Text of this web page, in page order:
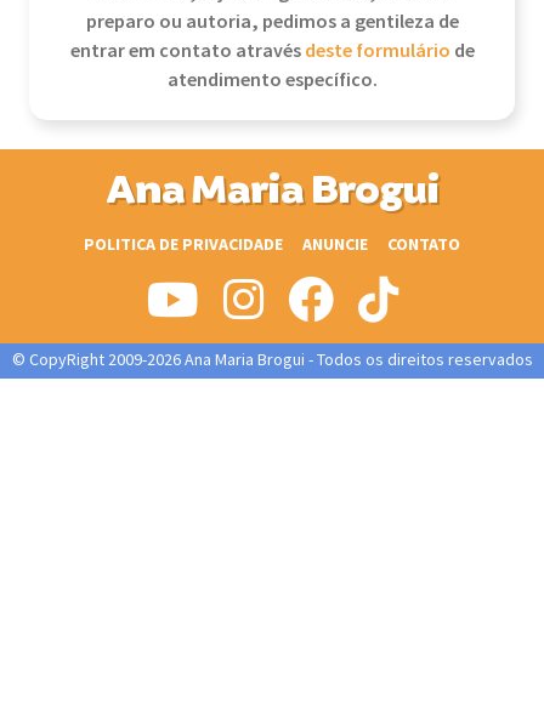
preparo ou autoria, pedimos a gentileza de
entrar em contato atravésdeste formulário de
atendimento específico.
Ana Maria Brogui
POLITICA DE PRIVACIDADE ANUNCIE CONTATO
© CopyRight 2009-2026 Ana Maria Brogui - Todos os direitos reservados